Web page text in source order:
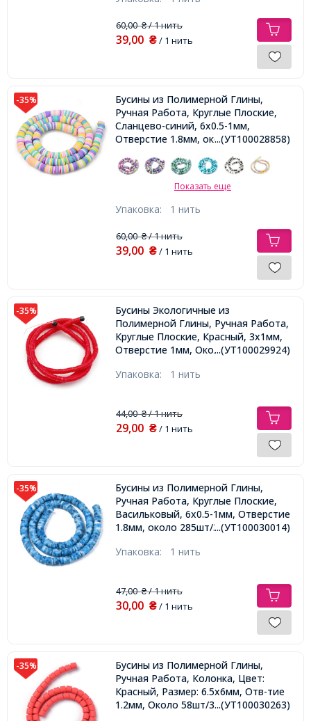
60,00₴/ 1 нить
39,00 ₴/ 1 нить
-35%
Бусины из Полимерной Глины,
Ручная Работа, Круглые Плоские,
Сланцево-синий, 6x0.5-1мм,
Отверстие 1.8мм, около...(УТ100028858)
Показать еще
Упаковка: 1 нить
60,00₴/ 1 нить
39,00 ₴/ 1 нить
-35%
Бусины Экологичные из
Полимерной Глины, Ручная Работа,
Круглые Плоские, Красный, 3х1мм,
Отверстие 1мм, Около 375шт/40см/
...(УТ100029924)
Упаковка: 1 нить
44,00₴/ 1 нить
29,00 ₴/ 1 нить
-35%
Бусины из Полимерной Глины,
Ручная Работа, Круглые Плоские,
Васильковый, 6x0.5-1мм, Отверстие
1.8мм, около 285шт/36см/нить,
...(УТ100030014)
Упаковка: 1 нить
47,00₴/ 1 нить
30,00 ₴/ 1 нить
-35%
Бусины из Полимерной Глины,
Ручная Работа, Колонка, Цвет:
Красный, Размер: 6.5х6мм, Отв-тие
1.2мм, Около 58шт/38см/нить,
...(УТ100030263)